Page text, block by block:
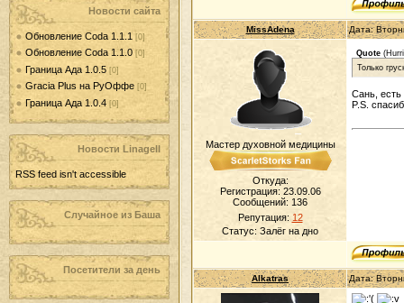
Новости сайта
Обновление Coda 1.1.1 [0]
Обновление Coda 1.1.0 [0]
Граница Ада 1.0.5 [0]
Gracia Plus на РуОффе [0]
Граница Ада 1.0.4 [0]
Новости LinageII
RSS feed isn't accessible
Случайное из Баша
Посетители за день
MissAdena Дата:
Мастер духовной медицины
Откуда:
Регистрация: 23.09.06
Сообщений: 136
Репутация: 12
Статус: Залёг на дно
Quote (
Только
Сань, есть
P.S.
Alkatras Дата: